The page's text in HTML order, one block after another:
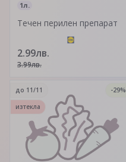
1л.
Течен перилен препарат
2.99лв.
3.99лв.
до 11/11
-29%
изтекла